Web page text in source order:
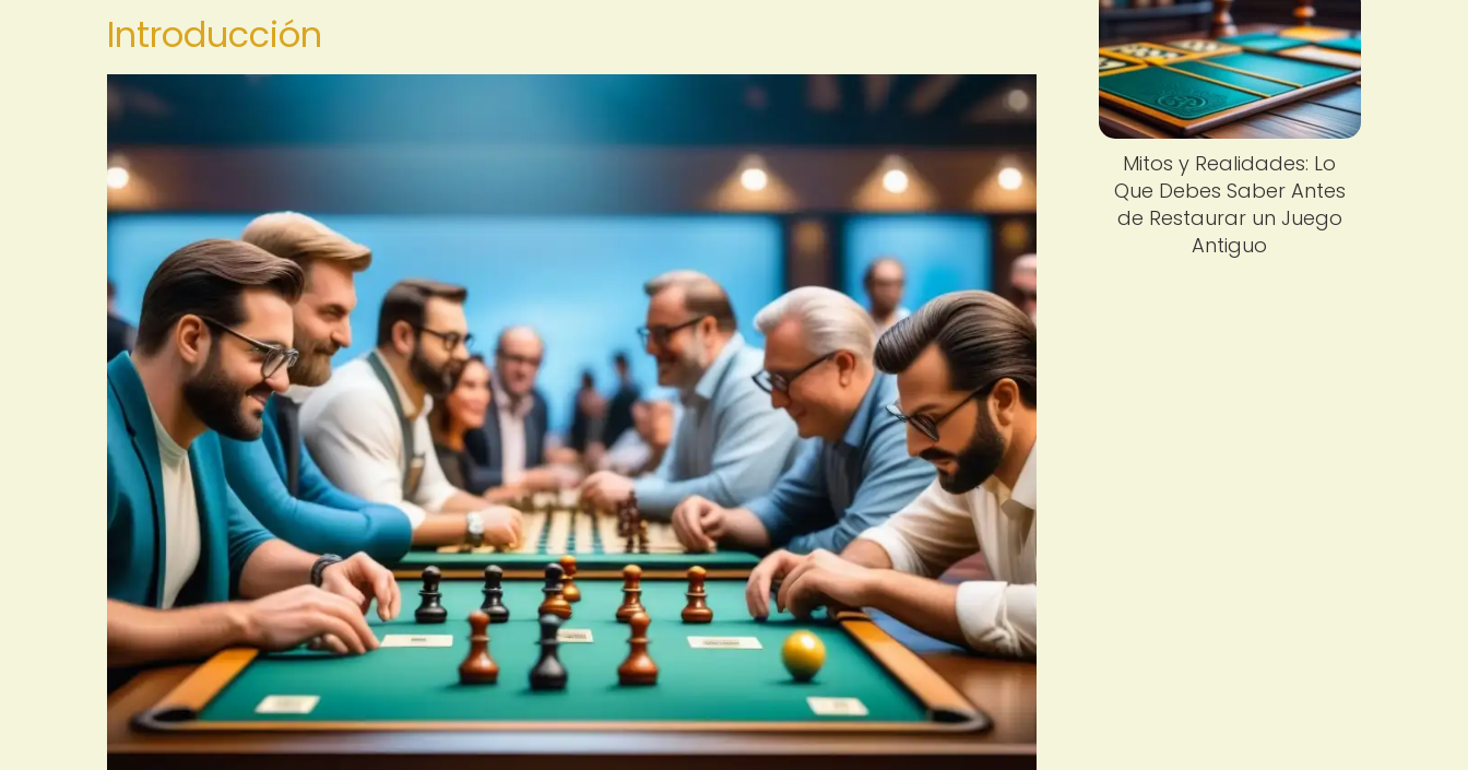
Introducción
Mitos y Realidades: Lo
Que Debes Saber Antes
de Restaurar un Juego
Antiguo